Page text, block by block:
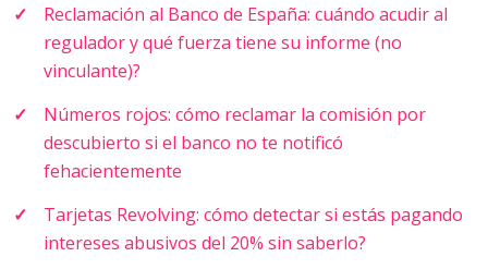
Reclamación al Banco de España: cuándo acudir al
regulador y qué fuerza tiene su informe (no
vinculante)?
Números rojos: cómo reclamar la comisión por
descubierto si el banco no te notificó
fehacientemente
Tarjetas Revolving: cómo detectar si estás pagando
intereses abusivos del 20% sin saberlo?